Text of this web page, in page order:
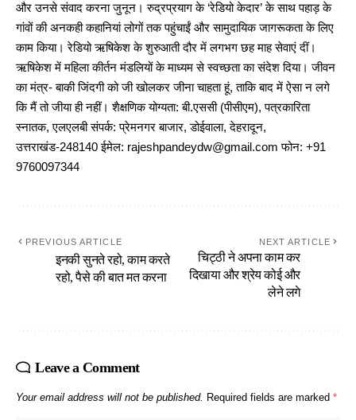
और उनसे संवाद करना जुनून। रुद्रप्रयाग के ‘रेडियो केदार’ के साथ पहाड़ के
गांवों की अनकही कहानियां लोगों तक पहुंचाईं और सामुदायिक जागरूकता के लिए
काम किया। रेडियो ऋषिकेश के शुरुआती दौर में लगभग छह माह सेवाएं दीं।
ऋषिकेश में महिला कीर्तन मंडलियों के माध्यम से स्वच्छता का संदेश दिया। जीवन
का मंत्र- बाकी जिंदगी को जी खोलकर जीना चाहता हूं, ताकि बाद में ऐसा न लगे
कि मैं तो जीया ही नहीं। शैक्षणिक योग्यता: बी.एससी (पीसीएम), पत्रकारिता
स्नातक, एलएलबी संपर्क: प्रेमनगर बाजार, डोईवाला, देहरादून,
उत्तराखंड-248140 ईमेल: rajeshpandeydw@gmail.com फोन: +91
9760097344
PREVIOUS ARTICLE
इनकी सुनते रहो, काम करते
रहो, पैसे की बात मत करना
NEXT ARTICLE
चिट्ठी ने अपना काम कर
दिखाया और श्रेय कोई और
लेने लगे
Leave a Comment
Your email address will not be published. Required fields are marked *